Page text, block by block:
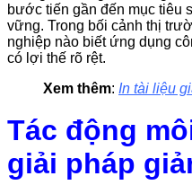
bước tiến gần đến mục tiêu
vững. Trong bối cảnh thị
nghiệp nào biết ứng dụng
có lợi thế rõ rệt.
Xem thêm: In tài liệu
Tác động
giải pháp